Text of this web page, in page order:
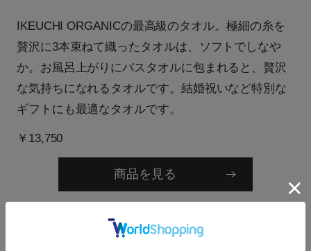
IKEUCHI ORGANICの最高級のタオル。極細の糸を
贅沢に3本束ねて織ったタオルは、ソフトでしなや
か。お風呂上がりにバスタオルに包まれると、贅沢
な気持ちになれるタオルです。結婚祝いなど特別な
ギフトにも最適なタオルです。
￥13,750
商品を見る
コットンヌーボー